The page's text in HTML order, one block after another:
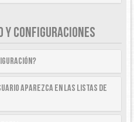
Y CONFIGURACIONES
aparezca en las listas de